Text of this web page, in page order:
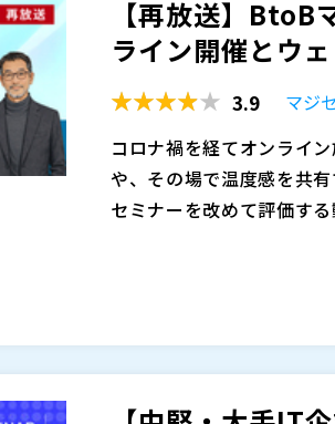
え、AIが有効な領域と、
制作にAIを取り入れたい
株式会社ジーアングル（）
マジセミ株式会社（ ）
【再放送】BtoB
ライン開催とウ
3.9
マジ
コロナ禍を経てオンライ
や、その場で温度感を共
セミナーを改めて評価す
くりを重視する企業が増
ように位置づけ、セミナ
難しさという課題もあり
「まずはウェビナーで十